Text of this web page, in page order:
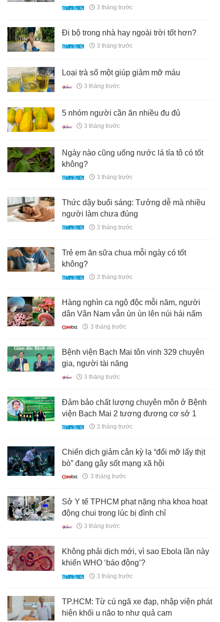
3 tháng trước
Đi bộ trong nhà hay ngoài trời tốt hơn?
3 tháng trước
Loại trà số một giúp giảm mỡ máu
3 tháng trước
5 nhóm người cần ăn nhiều đu đủ
3 tháng trước
Ngày nào cũng uống nước lá tía tô có tốt
không?
3 tháng trước
Thức dậy buổi sáng: Tưởng dễ mà nhiều
người làm chưa đúng
3 tháng trước
Trẻ em ăn sữa chua mỗi ngày có tốt
không?
3 tháng trước
Hàng nghìn ca ngộ độc mỗi năm, người
dân Vân Nam vẫn ùn ùn lên núi hái nấm
3 tháng trước
Bệnh viện Bạch Mai tôn vinh 329 chuyên
gia, người tài năng
3 tháng trước
Đảm bảo chất lượng chuyên môn ở Bệnh
viện Bạch Mai 2 tương đương cơ sở 1
3 tháng trước
Chiến dịch giảm cân kỳ lạ “đổi mỡ lấy thịt
bò” đang gây sốt mạng xã hội
3 tháng trước
Sở Y tế TPHCM phạt nặng nha khoa hoạt
động chui trong lúc bị đình chỉ
3 tháng trước
Không phải dịch mới, vì sao Ebola lần này
khiến WHO ‘báo động’?
3 tháng trước
TP.HCM: Từ cú ngã xe đạp, nhập viện phát
hiện khối u não to như quả cam